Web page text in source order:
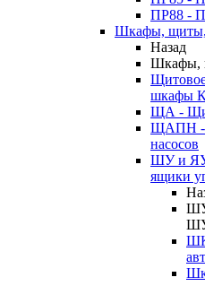
ПР88 -
Шкафы, щиты,
Назад
Шкафы,
Щитовое
шкафы
ЩА -
ЩАПН -
насосов
ШУ и ЯУ
ящики
ШУ
ШК